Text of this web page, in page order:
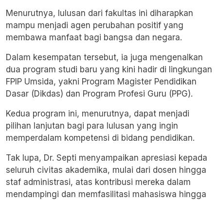
Menurutnya, lulusan dari fakultas ini diharapkan
mampu menjadi agen perubahan positif yang
membawa manfaat bagi bangsa dan negara.
Dalam kesempatan tersebut, ia juga mengenalkan
dua program studi baru yang kini hadir di lingkungan
FPIP Umsida, yakni Program Magister Pendidikan
Dasar (Dikdas) dan Program Profesi Guru (PPG).
Kedua program ini, menurutnya, dapat menjadi
pilihan lanjutan bagi para lulusan yang ingin
memperdalam kompetensi di bidang pendidikan.
Tak lupa, Dr. Septi menyampaikan apresiasi kepada
seluruh civitas akademika, mulai dari dosen hingga
staf administrasi, atas kontribusi mereka dalam
mendampingi dan memfasilitasi mahasiswa hingga